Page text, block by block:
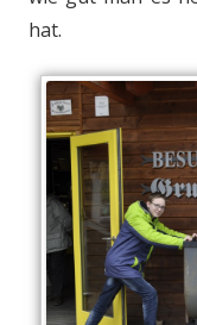
hat.